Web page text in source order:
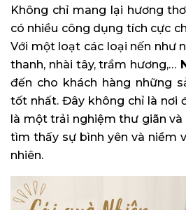
Không chỉ mang lại hương
có nhiều công dụng tích cực
Với một loạt các loại nến như
thanh, nhài tây, trầm hương,…
đến cho khách hàng những
tốt nhất. Đây không chỉ là nơi
là một trải nghiệm thư giãn và
tìm thấy sự bình yên và niềm
nhiên.